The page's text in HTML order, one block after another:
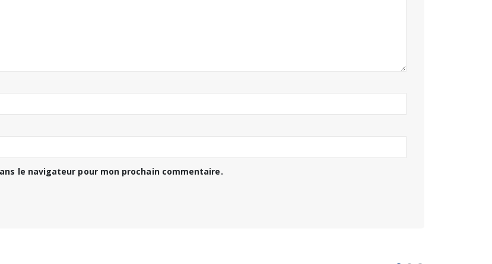
le navigateur pour mon prochain commentaire.